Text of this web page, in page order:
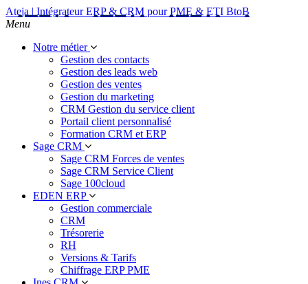
Ateja | Intégrateur ERP & CRM pour PME & ETI BtoB
Menu
Notre métier
Gestion des contacts
Gestion des leads web
Gestion des ventes
Gestion du marketing
CRM Gestion du service client
Portail client personnalisé
Formation CRM et ERP
Sage CRM
Sage CRM Forces de ventes
Sage CRM Service Client
Sage 100cloud
EDEN ERP
Gestion commerciale
CRM
Trésorerie
RH
Versions & Tarifs
Chiffrage ERP PME